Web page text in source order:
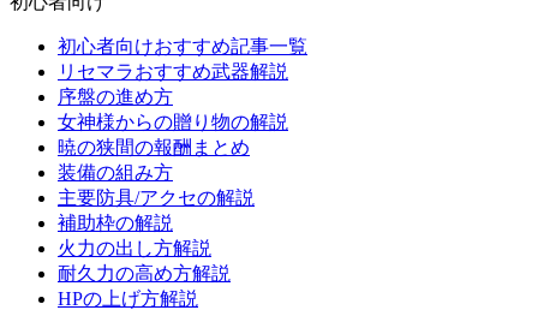
初心者向けおすすめ記事一覧
リセマラおすすめ武器解説
序盤の進め方
女神様からの贈り物の解説
暁の狭間の報酬まとめ
装備の組み方
主要防具/アクセの解説
補助枠の解説
火力の出し方解説
耐久力の高め方解説
HPの上げ方解説